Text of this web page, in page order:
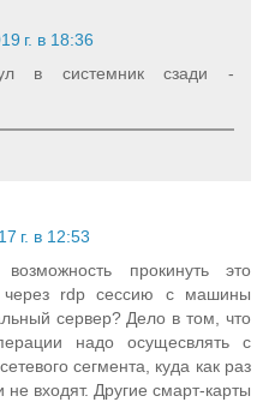
г. в 18:36
в системник сзади -
г. в 12:53
прокинуть это
через rdp сессию с машины
сервер? Дело в том, что
надо осущесвлять с
сегмента, куда как раз
не входят. Другие смарт-карты